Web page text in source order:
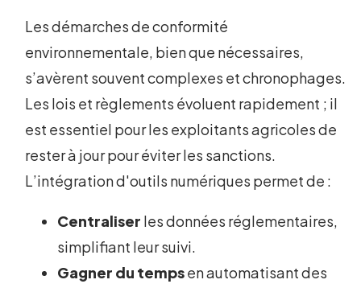
Les démarches de conformité
environnementale, bien que nécessaires,
s’avèrent souvent complexes et chronophages.
Les lois et règlements évoluent rapidement ; il
est essentiel pour les exploitants agricoles de
rester à jour pour éviter les sanctions.
L’intégration d'outils numériques permet de :
Centraliser les données réglementaires,
simplifiant leur suivi.
Gagner du tempsen automatisant des